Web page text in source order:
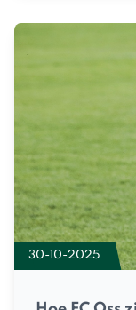
30-10-2025